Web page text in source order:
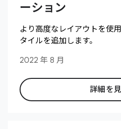
ーション
より高度なレイアウトを使
タイルを追加します。
2022 年 8 月
詳細を